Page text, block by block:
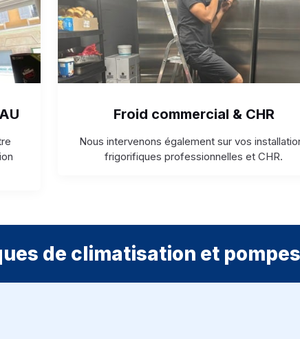
Froid commercial & CHR
Nous intervenons également sur vos
frigorifiques professionnelles et CHR.
de climatisation et